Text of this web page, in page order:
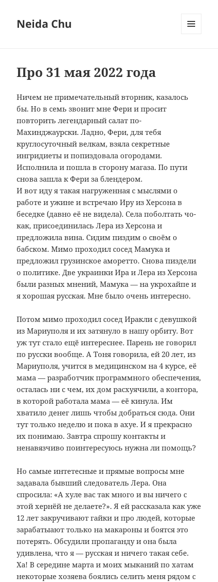
Neida Chu
Про 31 мая 2022 года
Ничем не примечательный вторник, казалось
бы. Но в семь звонит мне Фери и просит
повторить легендарный салат по-
Махинджаурски. Ладно, Фери, для тебя
круглосуточный велкам, взяла секретные
ингридиеты и попиздовала огородами.
Исполнила и пошла в сторону магаза. По пути
снова зашла к Фери за блендером.
И вот иду я такая нагруженная с мыслями о
работе и ужине и встречаю Иру из Херсона в
беседке (давно её не видела). Села поболтать чо-
как, присоединилась Лера из Херсона и
предложила вина. Сидим пиздим о своём о
бабском. Мимо проходил сосед Мамука и
предложил грузинское аморетто. Снова пиздели
о политике. Две украинки Ира и Лера из Херсона
были разных мнений, Мамука — на укрохайпе и
я хорошая русская. Мне было очень интересно.
Потом мимо проходил сосед Иракли с девушкой
из Мариуполя и их затянуло в нашу орбиту. Вот
уж тут стало ещё интереснее. Парень не говорил
по русски вообще. А Тоня говорила, ей 20 лет, из
Мариуполя, учится в медицинском на 4 курсе, её
мама — разработчик программного обеспечения,
осталась ни с чем, их дом расхуячили, а контора,
в которой работала мама — её кинула. Им
хватило денег лишь чтобы добраться сюда. Они
тут только неделю и пока в ахуе. И я прекрасно
их понимаю. Завтра спрошу контакты и
ненавязчиво поинтересуюсь нужна ли помощь?
Но самые интетесные и прямые вопросы мне
задавала бывший следователь Лера. Она
спросила: «А хуле вас так много и вы ничего с
этой хернёй не делаете?». Я ей рассказала как уже
12 лет закручивают гайки и про людей, которые
зарабатыают только на макароны и боятся это
потерять. Обсудили пропаганду и она была
удивлена, что я — русская и ничего такая себе.
Ха! В середине марта и моих мыканий по хатам
некоторые хозяева боялись селить меня рядом с